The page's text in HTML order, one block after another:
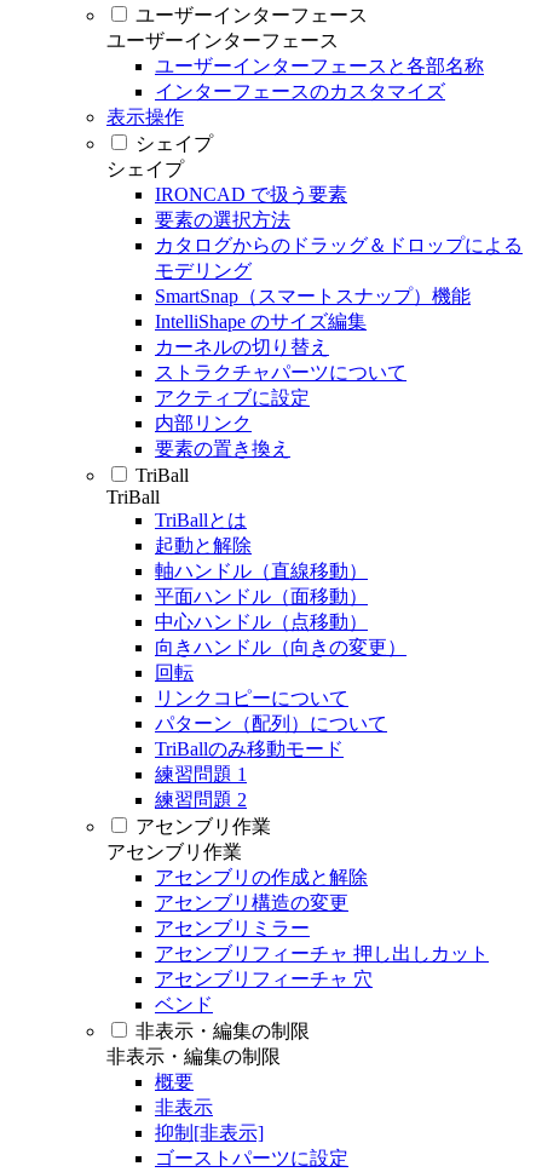
ユーザーインターフェース
ユーザーインターフェース
ユーザーインターフェースと各部名称
インターフェースのカスタマイズ
表示操作
シェイプ
シェイプ
IRONCAD で扱う要素
要素の選択方法
カタログからのドラッグ＆ドロップによる
モデリング
SmartSnap（スマートスナップ）機能
IntelliShape のサイズ編集
カーネルの切り替え
ストラクチャパーツについて
アクティブに設定
内部リンク
要素の置き換え
TriBall
TriBall
TriBallとは
起動と解除
軸ハンドル（直線移動）
平面ハンドル（面移動）
中心ハンドル（点移動）
向きハンドル（向きの変更）
回転
リンクコピーについて
パターン（配列）について
TriBallのみ移動モード
練習問題 1
練習問題 2
アセンブリ作業
アセンブリ作業
アセンブリの作成と解除
アセンブリ構造の変更
アセンブリミラー
アセンブリフィーチャ 押し出しカット
アセンブリフィーチャ 穴
ベンド
非表示・編集の制限
非表示・編集の制限
概要
非表示
抑制[非表示]
ゴーストパーツに設定